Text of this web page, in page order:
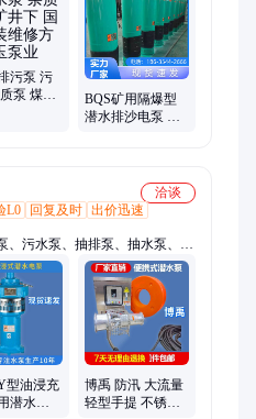
污泵 污
泵 煤矿
BQS矿用隔爆型
潜水排沙电泵 防
洽谈
L0 回复及时 出价迅速
、污水泵、抽排泵、抽水泵、潜
、吸液泵、油机泵、计量泵、输
、管道泵、螺杆泵、排水车、砂
、油桶泵
型油浸充
潜水电
博禹 防汛 大流量
轻型手提 不锈钢